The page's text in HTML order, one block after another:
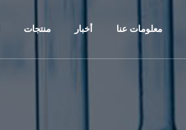
معلومات عنا أخبار منتجات